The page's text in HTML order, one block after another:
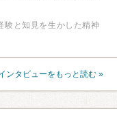
験と知見を生かした精神
ンタビューをもっと読む »